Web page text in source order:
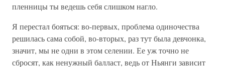
пленницы ты ведешь себя слишком нагло.
Я перестал бояться: во-первых, проблема одиночества
решилась сама собой, во-вторых, раз тут была девчонка,
значит, мы не одни в этом селении. Ее уж точно не
сбросят, как ненужный балласт, ведь от Ньянги зависит